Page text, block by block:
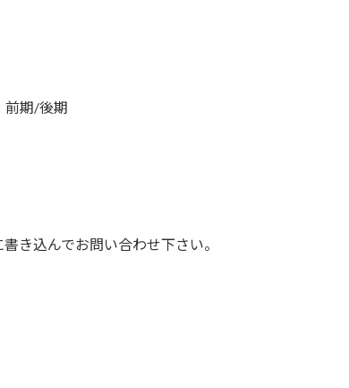
前期/後期
き込んでお問い合わせ下さい。